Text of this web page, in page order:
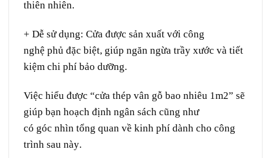
thiên nhiên.
+ Dễ sử dụng: Cửa được sản xuất với công
nghệ phủ đặc biệt, giúp ngăn ngừa trầy xước và tiết
kiệm chi phí bảo dưỡng.
Việc hiểu được “cửa thép vân gỗ bao nhiêu 1m2” sẽ
giúp bạn hoạch định ngân sách cũng như
có góc nhìn tổng quan về kinh phí dành cho công
trình sau này.